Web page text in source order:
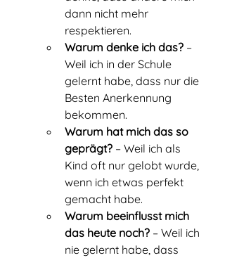
dann nicht mehr
respektieren.
Warum denke ich das? –
Weil ich in der Schule
gelernt habe, dass nur die
Besten Anerkennung
bekommen.
Warum hat mich das so
geprägt? – Weil ich als
Kind oft nur gelobt wurde,
wenn ich etwas perfekt
gemacht habe.
Warum beeinflusst mich
das heute noch? – Weil ich
nie gelernt habe, dass